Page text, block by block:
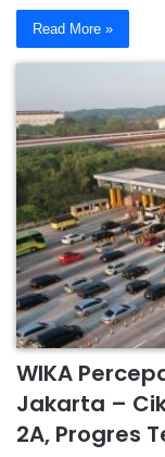
Read More »
WIKA
Jakarta –
2A, Progres